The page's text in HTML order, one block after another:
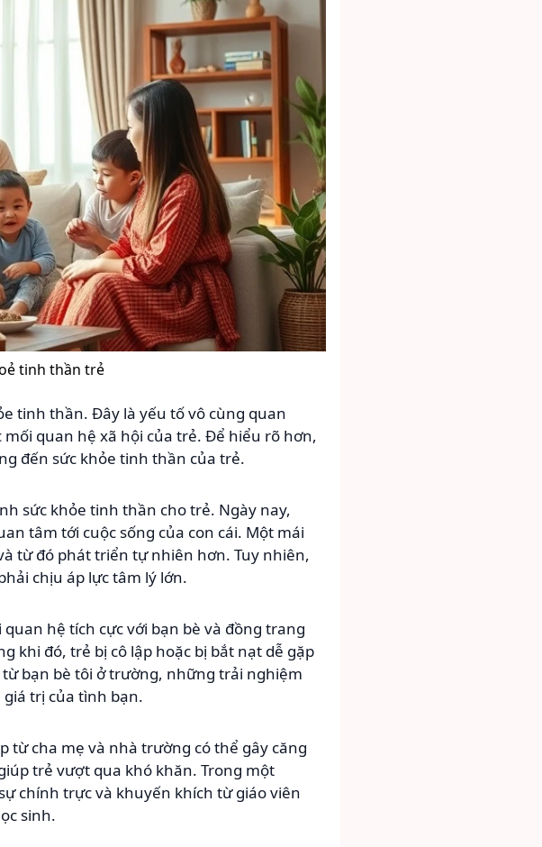
tinh thần trẻ
tinh thần. Đây là yếu tố vô cùng quan
quan hệ xã hội của trẻ. Để hiểu rõ hơn,
đến sức khỏe tinh thần của trẻ.
sức khỏe tinh thần cho trẻ. Ngày nay,
tâm tới cuộc sống của con cái. Một mái
từ đó phát triển tự nhiên hơn. Tuy nhiên,
chịu áp lực tâm lý lớn.
hệ tích cực với bạn bè và đồng trang
khi đó, trẻ bị cô lập hoặc bị bắt nạt dễ gặp
bạn bè tôi ở trường, những trải nghiệm
trị của tình bạn.
từ cha mẹ và nhà trường có thể gây căng
trẻ vượt qua khó khăn. Trong một
chính trực và khuyến khích từ giáo viên
sinh.